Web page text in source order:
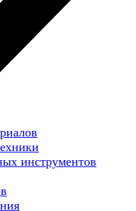
инструментов